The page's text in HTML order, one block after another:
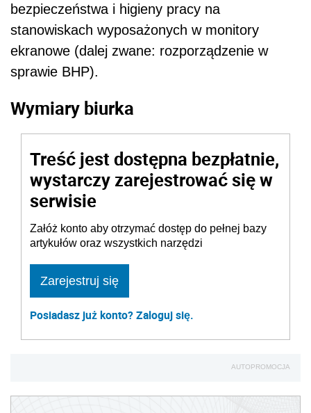
bezpieczeństwa i higieny pracy na
stanowiskach wyposażonych w monitory
ekranowe (dalej zwane: rozporządzenie w
sprawie BHP).
Wymiary biurka
Treść jest dostępna bezpłatnie,
wystarczy zarejestrować się w
serwisie
Załóż konto aby otrzymać dostęp do pełnej bazy
artykułów oraz wszystkich narzędzi
Zarejestruj się
Posiadasz już konto? Zaloguj się.
AUTOPROMOCJA